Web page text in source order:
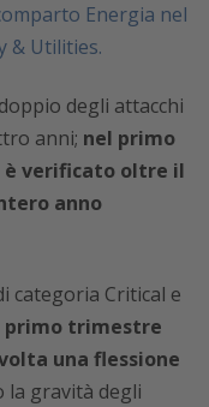
Energia nel
& Utilities.
degli attacchi
anni; nel primo
è verificato oltre il
anno
categoria Critical e
primo trimestre
una flessione
la gravità degli